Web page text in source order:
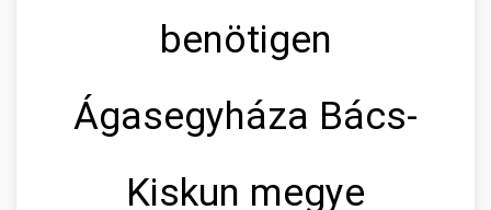
benötigen
Ágasegyháza Bács-
Kiskun megye